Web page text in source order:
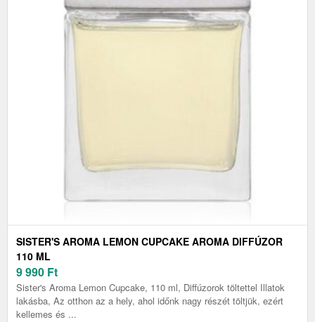
SISTER'S AROMA LEMON CUPCAKE AROMA DIFFÚZOR
110 ML
9 990 Ft
Sister's Aroma Lemon Cupcake, 110 ml, Diffúzorok töltettel Illatok
lakásba, Az otthon az a hely, ahol időnk nagy részét töltjük, ezért
kellemes és ...